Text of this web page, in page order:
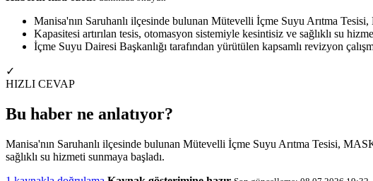
Manisa'nın Saruhanlı ilçesinde bulunan Mütevelli İçme Suyu Arıtma
Kapasitesi artırılan tesis, otomasyon sistemiyle kesintisiz ve sağlıklı su
İçme Suyu Dairesi Başkanlığı tarafından yürütülen kapsamlı revizyon
✓
HIZLI CEVAP
Bu haber ne anlatıyor?
Manisa'nın Saruhanlı ilçesinde bulunan Mütevelli İçme Suyu Arıtma Tesisi,
sağlıklı su hizmeti sunmaya başladı.